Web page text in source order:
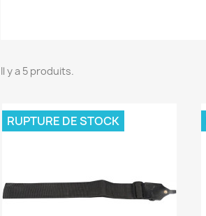
Il y a 5 produits.
RUPTURE DE STOCK